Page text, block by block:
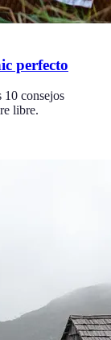
perfecto
10 consejos
libre.